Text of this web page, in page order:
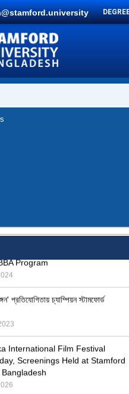
Orientation" course of Batch
Program
প্রতিযোগিতায় চ্যাম্পিয়ন স্টামফোর্ড
International Film Festival
Screenings Held at Stamford
Integrative Research